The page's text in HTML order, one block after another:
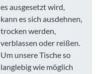
es ausgesetzt wird,
kann es sich ausdehnen,
trocken werden,
verblassen oder reißen.
Um unsere Tische so
langlebig wie möglich